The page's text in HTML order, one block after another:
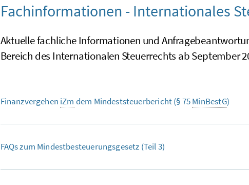
Fachinformationen - Internationales
Aktuelle fachliche Informationen und
Bereich des Internationalen Steuerrechts ab September
Finanzvergehen iZm dem Mindeststeuerbericht (§ 75MinBestG)
FAQs zum Mindestbesteuerungsgesetz (Teil 3)